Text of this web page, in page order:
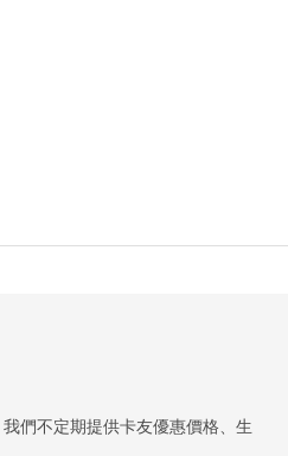
們不定期提供卡友優惠價格、生